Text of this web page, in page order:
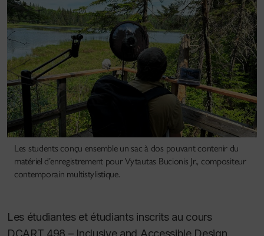
Les students conçu ensemble un sac à dos pouvant contenir du
matériel d’enregistrement pour Vytautas Bucionis Jr., compositeur
contemporain multistylistique.
Les étudiantes et étudiants inscrits au cours
DCART 498 – Inclusive and Accessible Design